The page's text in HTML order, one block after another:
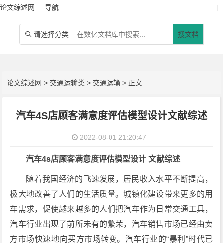
论文综述网 导航 |
 请选择分类 搜文档
论文综述网 > 交通运输类 > 交通运输 > 正文
汽车4S店顾客满意度评估模型设计文献综述
2022-08-01 21:20:47
汽车4s店顾客满意度评估模型设计 文献综述
随着我国经济的飞速发展，居民收入水平不断提高，
极大地改善了人们的生活质量。城镇化建设带来更多的用
车需求，促使越来越多的人们把汽车作为日常交通工具，
汽车行业出现了前所未有的繁荣，汽车销售市场已经由卖
方市场快速地向买方市场转变。汽车行业的“暴利”时代已